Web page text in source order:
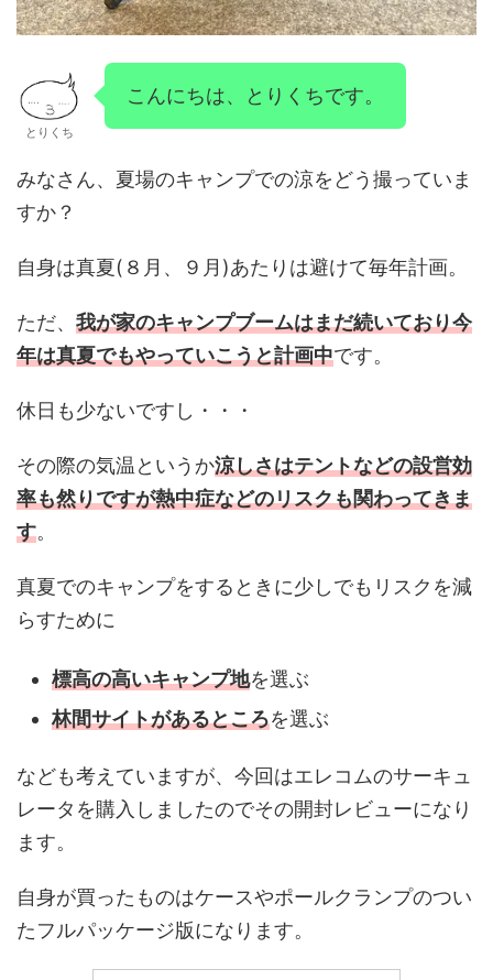
とりくち
こんにちは、とりくちです。
みなさん、夏場のキャンプでの涼をどう撮っていま
すか？
自身は真夏(８月、９月)あたりは避けて毎年計画。
ただ、 我が家のキャンプブームはまだ続いており今
年は真夏でもやっていこうと計画中です。
休日も少ないですし・・・
その際の気温というか涼しさはテントなどの設営効
率も然りですが熱中症などのリスクも関わってきま
す。
真夏でのキャンプをするときに少しでもリスクを減
らすために
標高の高いキャンプ地を選ぶ
林間サイトがあるところを選ぶ
なども考えていますが、今回はエレコムのサーキュ
レータを購入しましたのでその開封レビューになり
ます。
自身が買ったものはケースやポールクランプのつい
たフルパッケージ版になります。